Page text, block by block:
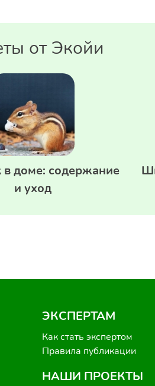
от Экойи
в доме: содержание
и уход
ЭКСПЕРТАМ
Как стать экспертом
Правила публикации
НАШИ ПРОЕКТЫ